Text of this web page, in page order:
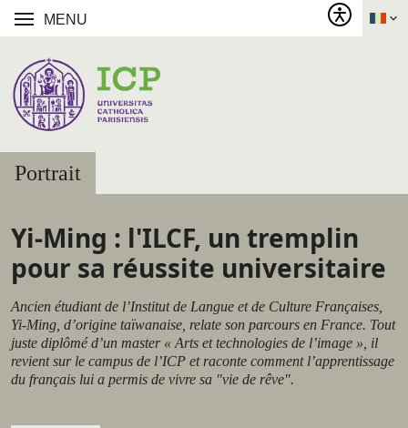
MENU
Portrait
Yi-Ming : l'ILCF, un tremplin
pour sa réussite universitaire
Ancien étudiant de l’Institut de Langue et de Culture Françaises,
Yi-Ming, d’origine taïwanaise, relate son parcours en France. Tout
juste diplômé d’un master « Arts et technologies de l’image », il
revient sur le campus de l’ICP et raconte comment l’apprentissage
du français lui a permis de vivre sa "vie de rêve".